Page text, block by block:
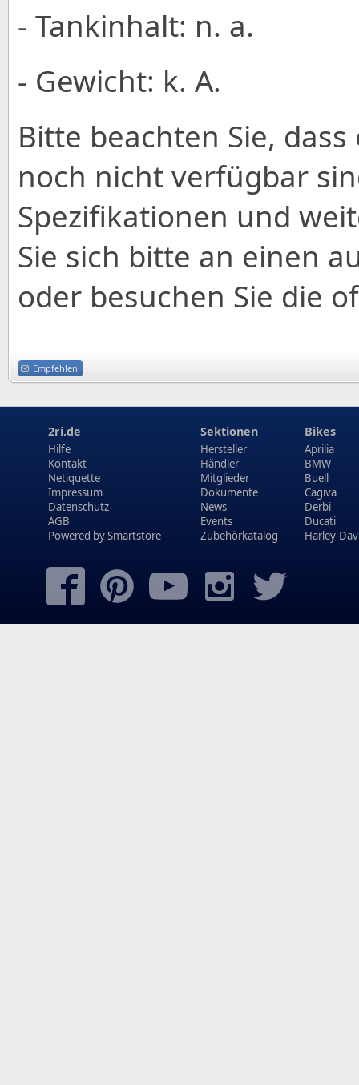
- Tankinhalt: n. a.
- Gewicht: k. A.
Bitte beachten Sie,
noch nicht verfügbar
Spezifikationen und
Sie sich bitte an einen
oder besuchen Sie die
Empfehlen
2ri.de
Hilfe
Kontakt
Netiquette
Impressum
Datenschutz
AGB
Powered bySmartstore
Sektionen
Hersteller
Händler
Mitglieder
Dokumente
News
Events
Zubehörkatalog
Bikes
Aprilia
BMW
Buell
Cagiva
Derbi
Ducati
Harley-